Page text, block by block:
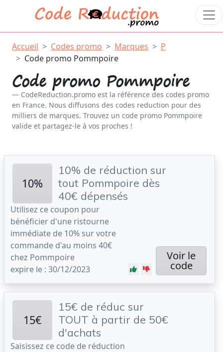
Accueil Codes promo Marques
P
Code promo Pommpoire
Code promo Pommpoire
CodeReduction.promo est la référence des codes promo
en France. Nous diffusons des codes reduction pour des
milliers de marques. Trouvez un code promo Pommpoire
valide et partagez-le à vos proches !
10%
10% de réduction sur
tout Pommpoire dès
40€ dépensés
Utilisez ce coupon pour
bénéficier d'une ristourne
immédiate de 10% sur votre
commande d'au moins 40€
chez Pommpoire
expire le : 30/12/2023
Voir le
code
15€
15€ de réduc sur
TOUT à partir de 50€
d'achats
Saisissez ce code de réduction